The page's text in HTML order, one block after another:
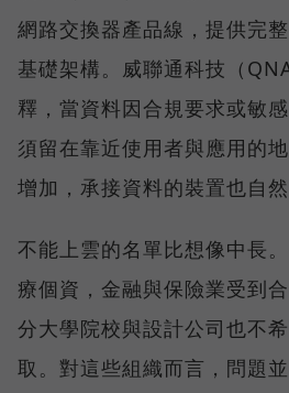
網路交換器產品線，提供完
基礎架構。威聯通科技（
釋，當資料因合規要求或敏
須留在靠近使用者與應用的
增加，承接資料的裝置也自
不能上雲的名單比想像中長
療個資，金融與保險業受到
分大學院校與設計公司也不
取。對這些組織而言，問題